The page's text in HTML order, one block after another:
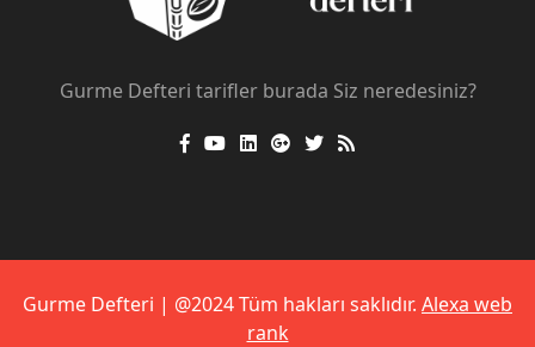
Gurme Defteri tarifler burada Siz neredesiniz?
Gurme Defteri | @2024 Tüm hakları saklıdır. Alexa web
rank